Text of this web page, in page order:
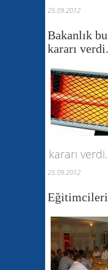
25.09.2012
Bakanlık
kararı verdi.
kararı verdi.
25.09.2012